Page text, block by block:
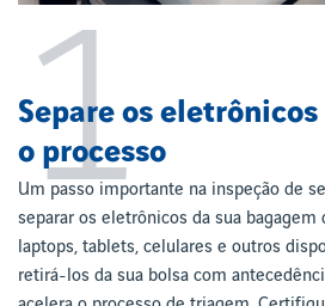
1
Separe os
o processo
Um passo importante na inspeção de
separar os eletrônicos da sua bagagem
laptops, tablets, celulares e outros
retirá-los da sua bolsa com